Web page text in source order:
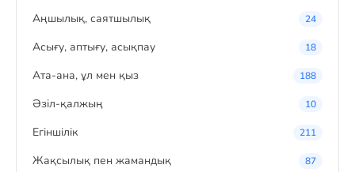
Аңшылық, саятшылық 24
Асығу, аптығу, асықпау 18
Ата-ана, ұл мен қыз 188
Әзіл-қалжың 10
Егіншілік 211
Жақсылық пен жамандық 87